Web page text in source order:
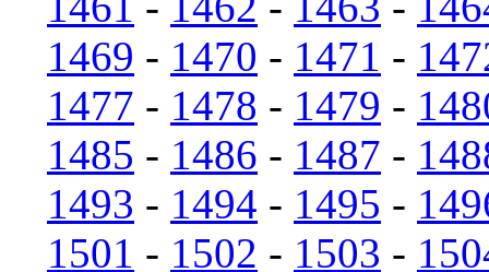
1469 - 1470 - 1471 -
1477 - 1478 - 1479 -
1485 - 1486 - 1487 -
1493 - 1494 - 1495 -
1501 - 1502 - 1503 -